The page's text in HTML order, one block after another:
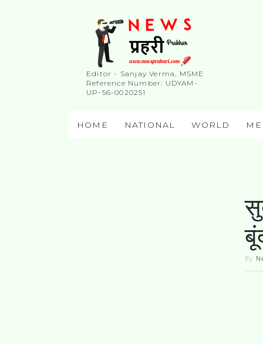
Editor - Sanjay Verma, MSME
Reference Number: UDYAM-
UP-56-0020251
HOME NATIONAL WORLD
By